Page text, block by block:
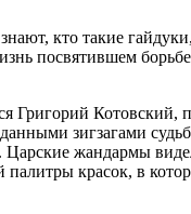
кто такие
посвятившем
Григорий Котовский,
зигзагами
Царские жандармы
палитры красок, в